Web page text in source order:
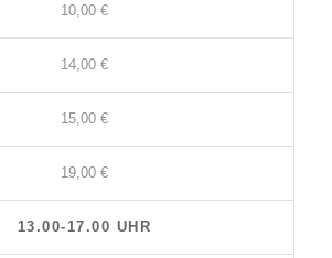
10,00 €
14,00 €
15,00 €
19,00 €
13.00-17.00 UHR